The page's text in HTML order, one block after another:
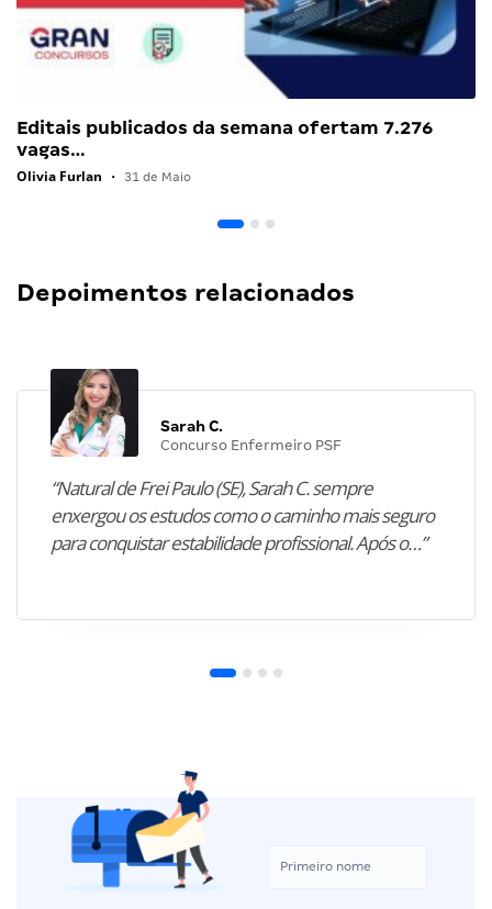
Editais publicados da semana ofertam 7.276
vagas…
Olivia Furlan • 31 de Maio
Depoimentos relacionados
Sarah C.
Concurso Enfermeiro PSF
“Natural de Frei Paulo (SE), Sarah C. sempre
enxergou os estudos como o caminho mais seguro
para conquistar estabilidade profissional. Após o…”